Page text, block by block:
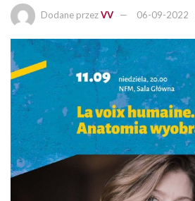
Dodane przezVV 06-09-2022